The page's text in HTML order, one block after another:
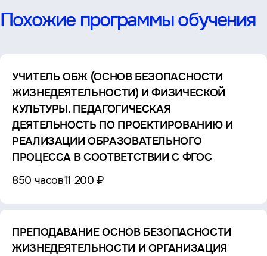
Похожие программы обучения
УЧИТЕЛЬ ОБЖ (ОСНОВ БЕЗОПАСНОСТИ
ЖИЗНЕДЕЯТЕЛЬНОСТИ) И ФИЗИЧЕСКОЙ
КУЛЬТУРЫ. ПЕДАГОГИЧЕСКАЯ
ДЕЯТЕЛЬНОСТЬ ПО ПРОЕКТИРОВАНИЮ И
РЕАЛИЗАЦИИ ОБРАЗОВАТЕЛЬНОГО
ПРОЦЕССА В СООТВЕТСТВИИ С ФГОС
850 часов11 200 ₽
ПРЕПОДАВАНИЕ ОСНОВ БЕЗОПАСНОСТИ
ЖИЗНЕДЕЯТЕЛЬНОСТИ И ОРГАНИЗАЦИЯ